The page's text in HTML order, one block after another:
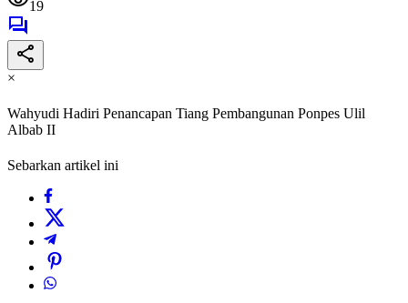
19
×
Wahyudi Hadiri Penancapan Tiang Pembangunan Ponpes Ulil
Albab II
Sebarkan artikel ini